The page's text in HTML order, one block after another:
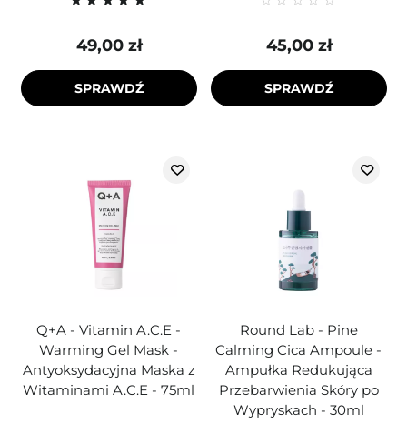
49,00 zł
SPRAWDŹ
45,00 zł
SPRAWDŹ
Q+A - Vitamin A.C.E -
Warming Gel Mask -
Antyoksydacyjna Maska z
Witaminami A.C.E - 75ml
Round Lab - Pine
Calming Cica Ampoule -
Ampułka Redukująca
Przebarwienia Skóry po
Wypryskach - 30ml